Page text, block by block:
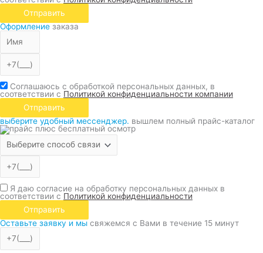
Отправить
Оформление заказа
Соглашаюсь с обработкой персональных данных, в
соответствии с Политикой конфиденциальности компании
Отправить
выберите удобный мессенджер. вышлем полный прайс-каталог
Я даю согласие на обработку персональных данных в
соответствии с Политикой конфиденциальности
Отправить
Оставьте заявку и мы свяжемся с Вами в течение 15 минут